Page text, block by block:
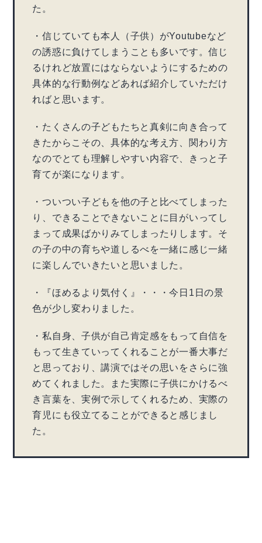
た。
・信じていても本人（子供）がYoutubeなど
の誘惑に負けてしまうことも多いです。信じ
るけれど放置にはならないようにするための
具体的な行動例などあれば紹介していただけ
ればと思います。
・たくさんの子どもたちと真剣に向き合って
きたからこその、具体的な考え方、関わり方
なのでとても理解しやすい内容で、きっと子
育てが楽になります。
・ついつい子どもを他の子と比べてしまった
り、できることできないことに目がいってし
まって成果ばかりみてしまったりします。そ
の子の中の育ちや道しるべを一緒に感じ一緒
に楽しんでいきたいと思いました。
・『ほめるより気付く』・・・今日1日の景
色が少し変わりました。
・私自身、子供が自己肯定感をもって自信を
もって生きていってくれることが一番大事だ
と思っており、講演ではその思いをさらに強
めてくれました。また実際に子供にかけるべ
き言葉を、実例で示してくれるため、実際の
育児にも役立てることができると感じまし
た。